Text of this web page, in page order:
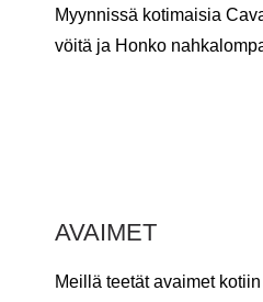
Myynnissä kotimaisia
vöitä ja Honko
AVAIMET
Meillä teetät avaimet